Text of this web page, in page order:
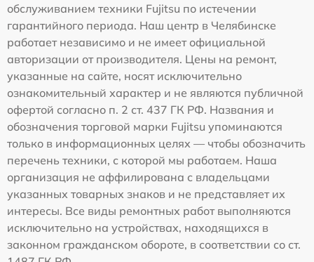
обслуживанием техники Fujitsu по истечении
гарантийного периода. Наш центр в Челябинске
работает независимо и не имеет официальной
авторизации от производителя. Цены на ремонт,
указанные на сайте, носят исключительно
ознакомительный характер и не являются публичной
офертой согласно п. 2 ст. 437 ГК РФ. Названия и
обозначения торговой марки Fujitsu упоминаются
только в информационных целях — чтобы обозначить
перечень техники, с которой мы работаем. Наша
организация не аффилирована с владельцами
указанных товарных знаков и не представляет их
интересы. Все виды ремонтных работ выполняются
исключительно на устройствах, находящихся в
законном гражданском обороте, в соответствии со ст.